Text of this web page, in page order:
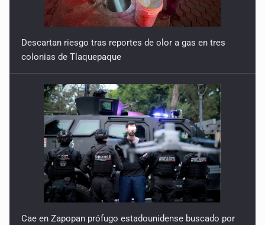
Descartan riesgo tras reportes de olor a gas en tres
colonias de Tlaquepaque
Cae en Zapopan prófugo estadounidense buscado por